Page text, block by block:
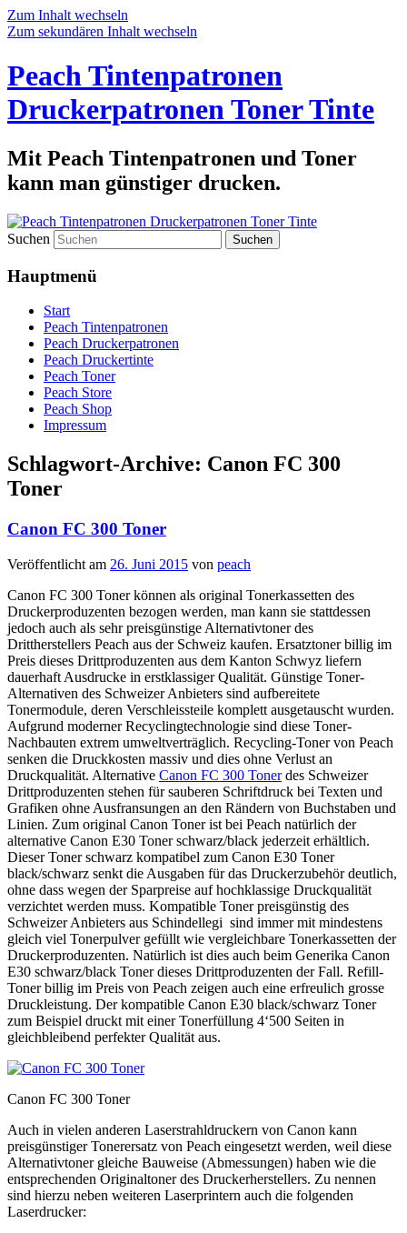
Zum Inhalt wechseln
Zum sekundären Inhalt wechseln
Peach Tintenpatronen
Druckerpatronen Toner Tinte
Mit Peach Tintenpatronen und Toner
kann man günstiger drucken.
Suchen
Hauptmenü
Start
Peach Tintenpatronen
Peach Druckerpatronen
Peach Druckertinte
Peach Toner
Peach Store
Peach Shop
Impressum
Schlagwort-Archive: Canon FC 300
Toner
Canon FC 300 Toner
Veröffentlicht am 26. Juni 2015 von peach
Canon FC 300 Toner können als original Tonerkassetten des
Druckerproduzenten bezogen werden, man kann sie stattdessen
jedoch auch als sehr preisgünstige Alternativtoner des
Drittherstellers Peach aus der Schweiz kaufen. Ersatztoner billig im
Preis dieses Drittproduzenten aus dem Kanton Schwyz liefern
dauerhaft Ausdrucke in erstklassiger Qualität. Günstige Toner-
Alternativen des Schweizer Anbieters sind aufbereitete
Tonermodule, deren Verschleissteile komplett ausgetauscht wurden.
Aufgrund moderner Recyclingtechnologie sind diese Toner-
Nachbauten extrem umweltverträglich. Recycling-Toner von Peach
senken die Druckkosten massiv und dies ohne Verlust an
Druckqualität. Alternative Canon FC 300 Tonerdes Schweizer
Drittproduzenten stehen für sauberen Schriftdruck bei Texten und
Grafiken ohne Ausfransungen an den Rändern von Buchstaben und
Linien. Zum original Canon Toner ist bei Peach natürlich der
alternative Canon E30 Toner schwarz/black jederzeit erhältlich.
Dieser Toner schwarz kompatibel zum Canon E30 Toner
black/schwarz senkt die Ausgaben für das Druckerzubehör deutlich,
ohne dass wegen der Sparpreise auf hochklassige Druckqualität
verzichtet werden muss. Kompatible Toner preisgünstig des
Schweizer Anbieters aus Schindellegi sind immer mit mindestens
gleich viel Tonerpulver gefüllt wie vergleichbare Tonerkassetten der
Druckerproduzenten. Natürlich ist dies auch beim Generika Canon
E30 schwarz/black Toner dieses Drittproduzenten der Fall. Refill-
Toner billig im Preis von Peach zeigen auch eine erfreulich grosse
Druckleistung. Der kompatible Canon E30 black/schwarz Toner
zum Beispiel druckt mit einer Tonerfüllung 4‘500 Seiten in
gleichbleibend perfekter Qualität aus.
Canon FC 300 Toner
Auch in vielen anderen Laserstrahldruckern von Canon kann
preisgünstiger Tonerersatz von Peach eingesetzt werden, weil diese
Alternativtoner gleiche Bauweise (Abmessungen) haben wie die
entsprechenden Originaltoner des Druckerherstellers. Zu nennen
sind hierzu neben weiteren Laserprintern auch die folgenden
Laserdrucker: